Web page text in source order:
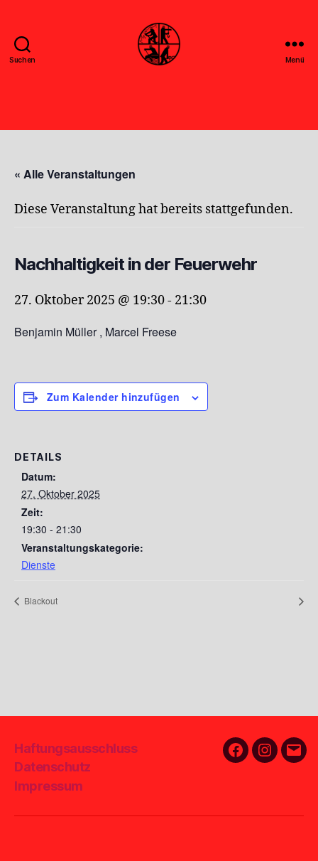
Suchen Menü
« Alle Veranstaltungen
Diese Veranstaltung hat bereits stattgefunden.
Nachhaltigkeit in der Feuerwehr
27. Oktober 2025 @ 19:30- 21:30
Benjamin Müller , Marcel Freese
Zum Kalender hinzufügen
DETAILS
Datum:
27. Oktober 2025
Zeit:
19:30 - 21:30
Veranstaltungskategorie:
Dienste
Blackout
Haftungsausschluss
Datenschutz
Impressum
FacebookE-